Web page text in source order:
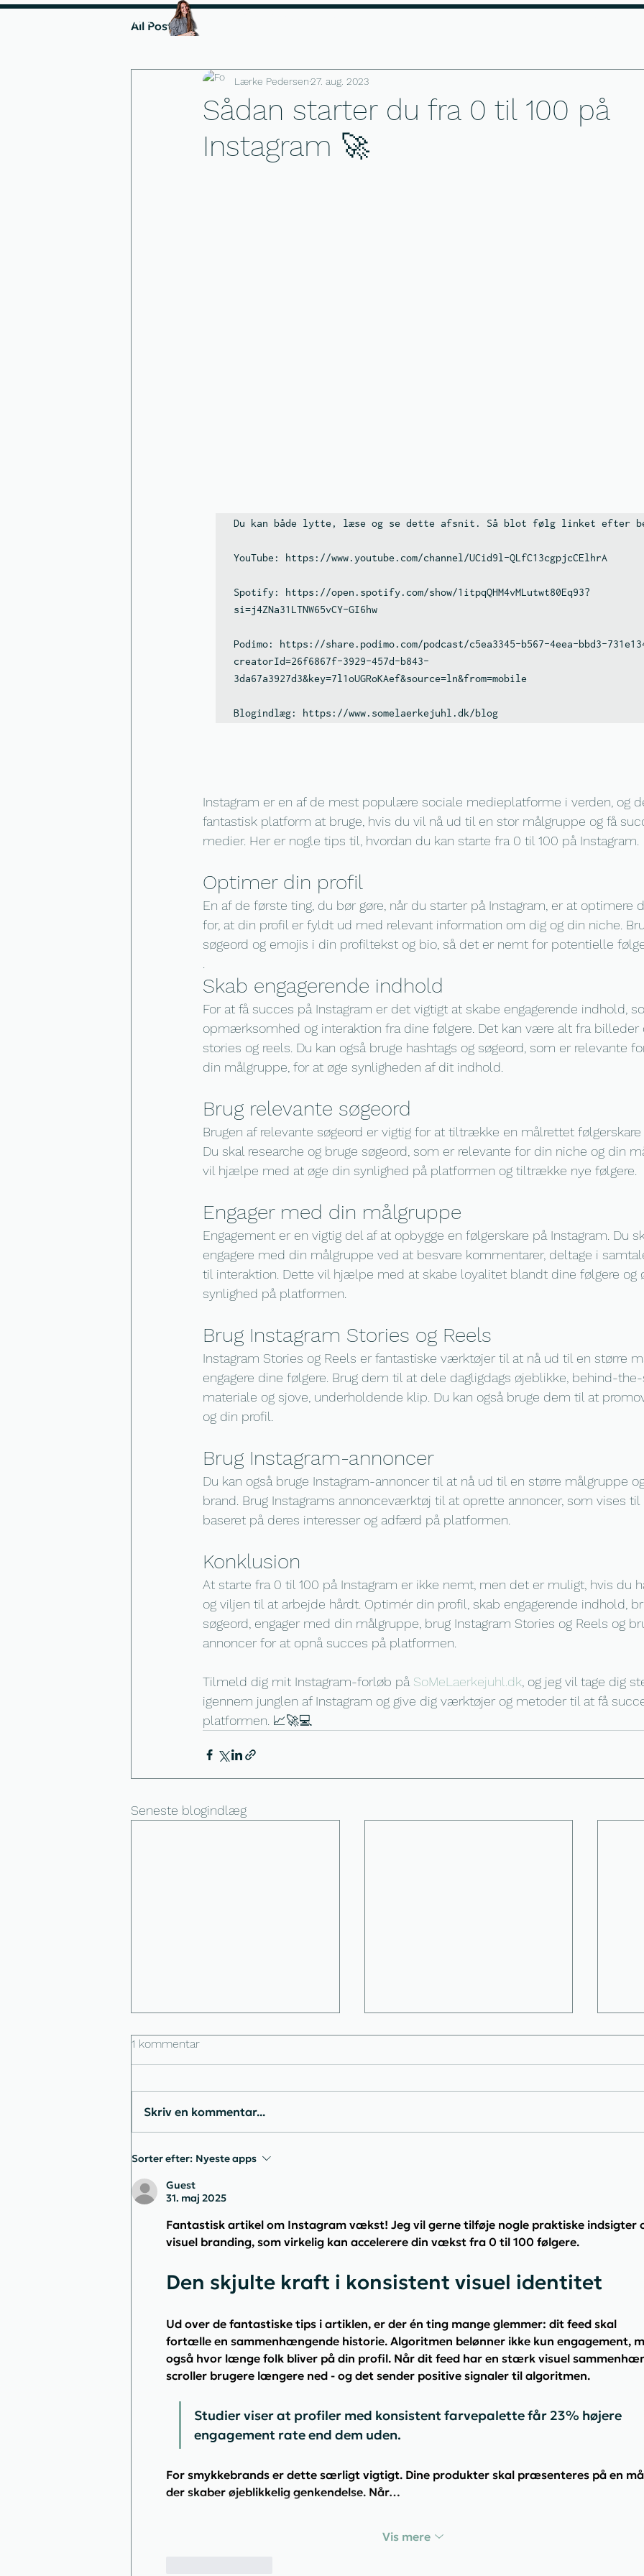
Instagramforløbet
All Posts
Sådan starter du fra 0 til 100 på
Instagram 🚀
Lærke Pedersen27. aug. 2023
Du kan både lytte, læse og se dette afsnit. Så blot følg linket efter
YouTube: https://www.youtube.com/channel/UCid9l-QLfC13cgpjcCElhrA
Spotify: https://open.spotify.com/show/1itpqQHM4vMLutwt80Eq93?
si=j4ZNa31LTNW65vCY-GI6hw
Podimo: https://share.podimo.com/podcast/c5ea3345-b567-4eea-bbd3-
creatorId=26f6867f-3929-457d-b843-
3da67a3927d3&key=7l1oUGRoKAef&source=ln&from=mobile
Blogindlæg: https://www.somelaerkejuhl.dk/blog
Instagram er en af de mest populære sociale medieplatforme i verden, og
fantastisk platform at bruge, hvis du vil nå ud til en stor målgruppe og få
medier. Her er nogle tips til, hvordan du kan starte fra 0 til 100 på Instagram.
Optimer din profil
En af de første ting, du bør gøre, når du starter på Instagram, er at optimere
for, at din profil er fyldt ud med relevant information om dig og din niche.
søgeord og emojis i din profiltekst og bio, så det er nemt for potentielle
.
Skab engagerende indhold
For at få succes på Instagram er det vigtigt at skabe engagerende indhold,
opmærksomhed og interaktion fra dine følgere. Det kan være alt fra billeder
stories og reels. Du kan også bruge hashtags og søgeord, som er relevante
din målgruppe, for at øge synligheden af dit indhold.
Brug relevante søgeord
Brugen af relevante søgeord er vigtig for at tiltrække en målrettet følgerskare
Du skal researche og bruge søgeord, som er relevante for din niche og din
vil hjælpe med at øge din synlighed på platformen og tiltrække nye følgere.
Engager med din målgruppe
Engagement er en vigtig del af at opbygge en følgerskare på Instagram. Du
engagere med din målgruppe ved at besvare kommentarer, deltage i
til interaktion. Dette vil hjælpe med at skabe loyalitet blandt dine følgere og
synlighed på platformen.
Brug Instagram Stories og Reels
Instagram Stories og Reels er fantastiske værktøjer til at nå ud til en større
engagere dine følgere. Brug dem til at dele dagligdags øjeblikke, behind-
materiale og sjove, underholdende klip. Du kan også bruge dem til at
og din profil.
Brug Instagram-annoncer
Du kan også bruge Instagram-annoncer til at nå ud til en større målgruppe
brand. Brug Instagrams annonceværktøj til at oprette annoncer, som vises til
baseret på deres interesser og adfærd på platformen.
Konklusion
At starte fra 0 til 100 på Instagram er ikke nemt, men det er muligt, hvis du
og viljen til at arbejde hårdt. Optimér din profil, skab engagerende indhold,
søgeord, engager med din målgruppe, brug Instagram Stories og Reels og
annoncer for at opnå succes på platformen.
Tilmeld dig mit Instagram-forløb på SoMeLaerkejuhl.dk, og jeg vil tage dig
igennem junglen af Instagram og give dig værktøjer og metoder til at få
platformen. 📈🚀💻
Seneste blogindlæg
Jeg mistede min
Instagramprofil → mine
bedste råd, hvis det sker for
dig (VIGTIGT!) 🔥
1 kommentar
Skriv en kommentar...
Sorter efter: Nyeste apps
Guest
31. maj 2025
Fantastisk artikel om Instagram vækst! Jeg vil gerne tilføje nogle praktiske indsigter
visuel branding, som virkelig kan accelerere din vækst fra 0 til 100 følgere.
Den skjulte kraft i konsistent visuel identitet
Ud over de fantastiske tips i artiklen, er der én ting mange glemmer: dit feed skal
fortælle en sammenhængende historie. Algoritmen belønner ikke kun engagement,
også hvor længe folk bliver på din profil. Når dit feed har en stærk visuel
scroller brugere længere ned - og det sender positive signaler til algoritmen.
Studier viser at profiler med konsistent farvepalette får 23% højere
engagement rate end dem uden.
For smykkebrands er dette særligt vigtigt. Dine produkter skal præsenteres på en
der skaber øjeblikkelig genkendelse. Når…
Vis mere